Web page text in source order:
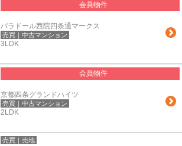
会員物件
パラドール西院四条通マークス
売買｜中古マンション
3LDK
会員物件
京都四条グランドハイツ
売買｜中古マンション
2LDK
売買｜売地